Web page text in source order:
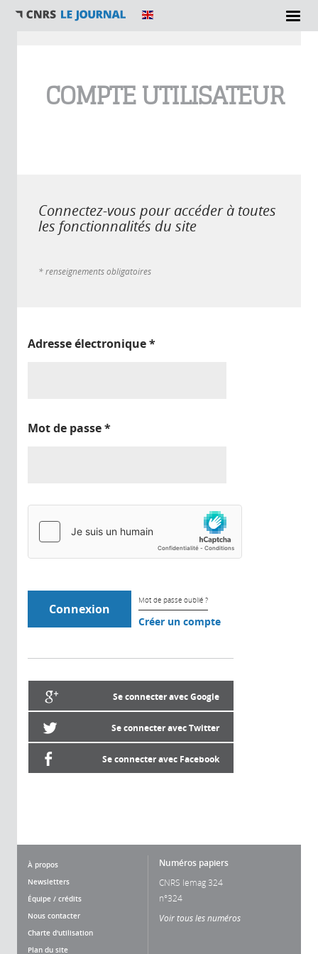
COMPTE UTILISATEUR
Connectez-vous pour accéder à toutes
les fonctionnalités du site
* renseignements obligatoires
Adresse électronique*
Mot de passe*
Mot de passe oublié ?
Créer un compte
Se connecter avec Google
Se connecter avec Twitter
Se connecter avec Facebook
À propos
Newsletters
Équipe / crédits
Nous contacter
Charte d'utilisation
Plan du site
Numéros papiers
CNRS lemag 324
n°324
Voir tous les numéros